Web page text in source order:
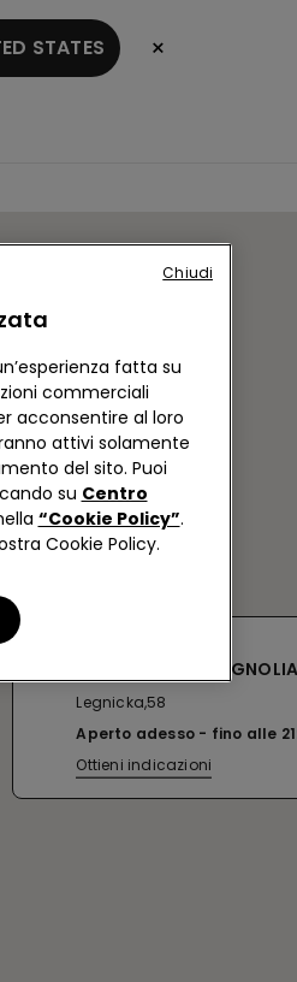
STATES ×
WROCLAW SC MAGNOLIA
Legnicka,58
Aperto adesso
fino alle
Ottieni indicazioni
fatta su
commerciali
acconsentire al loro
attivi solamente
del sito. Puoi
su Centro
“Cookie Policy”.
Cookie Policy.
Chiudi